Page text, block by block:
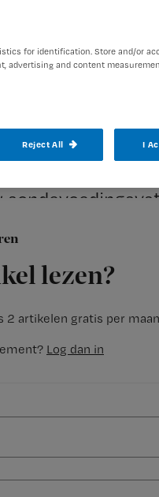
lezen?
2 artikelen gratis per
Log dan in
Centrum in
for identification. Store and/or
advertising and content
Reject All I